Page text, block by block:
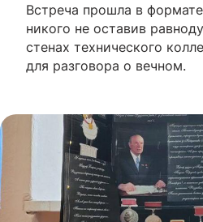
Встреча прошла в
никого не оставив
стенах технического
для разговора о вечном.